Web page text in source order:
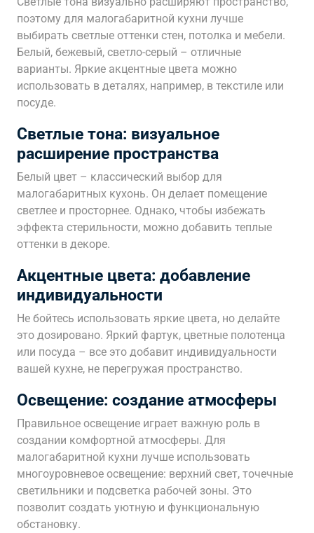
поэтому для малогабаритной кухни лучше
выбирать светлые оттенки стен, потолка и мебели.
Белый, бежевый, светло-серый – отличные
варианты. Яркие акцентные цвета можно
использовать в деталях, например, в текстиле или
посуде.
Светлые тона: визуальное
расширение пространства
Белый цвет – классический выбор для
малогабаритных кухонь. Он делает помещение
светлее и просторнее. Однако, чтобы избежать
эффекта стерильности, можно добавить теплые
оттенки в декоре.
Акцентные цвета: добавление
индивидуальности
Не бойтесь использовать яркие цвета, но делайте
это дозировано. Яркий фартук, цветные полотенца
или посуда – все это добавит индивидуальности
вашей кухне, не перегружая пространство.
Освещение: создание атмосферы
Правильное освещение играет важную роль в
создании комфортной атмосферы. Для
малогабаритной кухни лучше использовать
многоуровневое освещение: верхний свет, точечные
светильники и подсветка рабочей зоны. Это
позволит создать уютную и функциональную
обстановку.